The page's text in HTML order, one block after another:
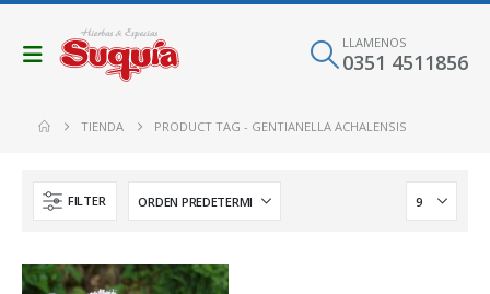
LLAMENOS
0351 4511856
TIENDA PRODUCT TAG - GENTIANELLA ACHALENSIS
FILTER